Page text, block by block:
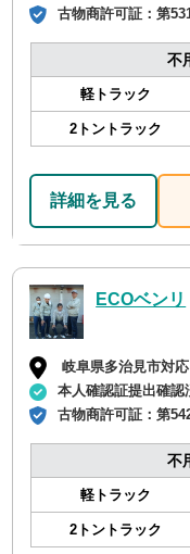
古物商許可証：第
不
軽トラック
2トントラック
詳細を見る
ECOベンリ
岐阜県多治見市対応
本人確認証提出確認
古物商許可証：第
不
軽トラック
2トントラック